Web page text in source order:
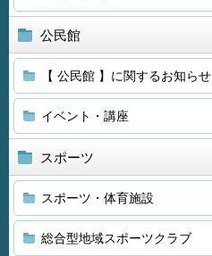
公民館
【 公民館 】に関するお知らせ
イベント・講座
スポーツ
スポーツ・体育施設
総合型地域スポーツクラブ